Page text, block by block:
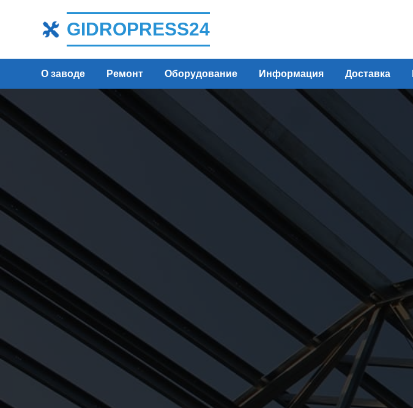
GIDROPRESS24
О заводе Ремонт Оборудование Информация Доставка